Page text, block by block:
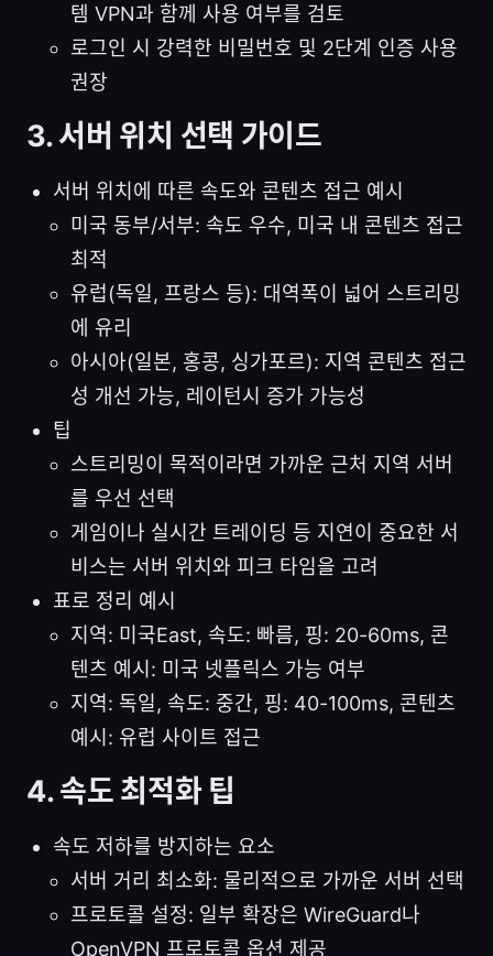
템 VPN과 함께 사용 여부를 검토
로그인 시 강력한 비밀번호 및 2단계 인증 사용
권장
3. 서버 위치 선택 가이드
서버 위치에 따른 속도와 콘텐츠 접근 예시
미국 동부/서부: 속도 우수, 미국 내 콘텐츠 접근
최적
유럽(독일, 프랑스 등): 대역폭이 넓어 스트리밍
에 유리
아시아(일본, 홍콩, 싱가포르): 지역 콘텐츠 접근
성 개선 가능, 레이턴시 증가 가능성
팁
스트리밍이 목적이라면 가까운 근처 지역 서버
를 우선 선택
게임이나 실시간 트레이딩 등 지연이 중요한 서
비스는 서버 위치와 피크 타임을 고려
표로 정리 예시
지역: 미국East, 속도: 빠름, 핑: 20-60ms, 콘
텐츠 예시: 미국 넷플릭스 가능 여부
지역: 독일, 속도: 중간, 핑: 40-100ms, 콘텐츠
예시: 유럽 사이트 접근
4. 속도 최적화 팁
속도 저하를 방지하는 요소
서버 거리 최소화: 물리적으로 가까운 서버 선택
프로토콜 설정: 일부 확장은 WireGuard나
OpenVPN 프로토콜 옵션 제공